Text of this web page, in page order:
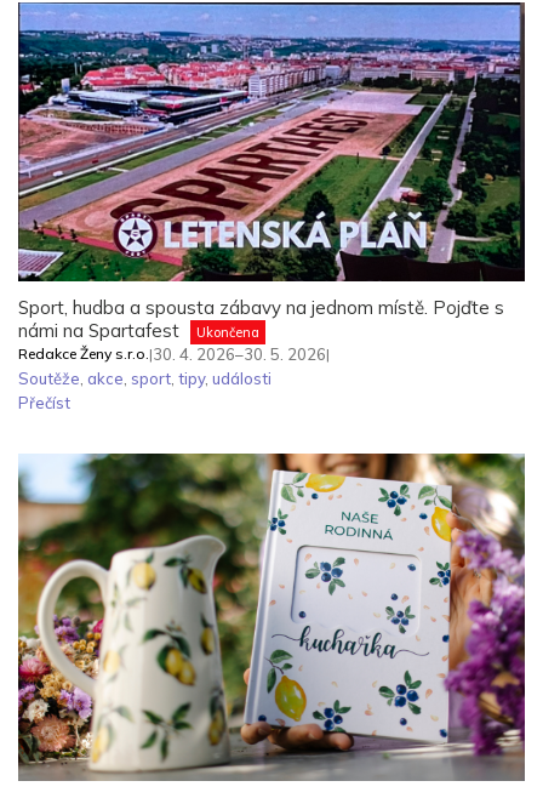
Sport, hudba a spousta zábavy na jednom místě. Pojďte s
námi na Spartafest
Ukončena
Redakce Ženy s.r.o. |30. 4. 2026–30. 5. 2026|
Soutěže akce sport tipy, události
Přečíst